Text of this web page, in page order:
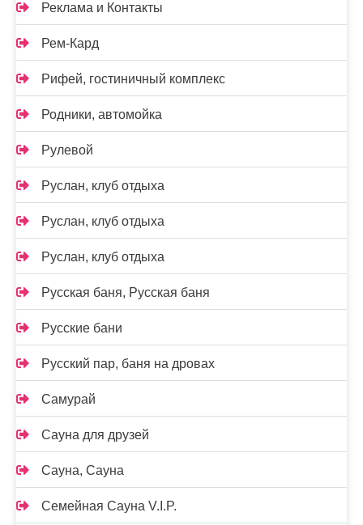
Реклама и Контакты
Рем-Кард
Рифей, гостиничный комплекс
Родники, автомойка
Рулевой
Руслан, клуб отдыха
Руслан, клуб отдыха
Руслан, клуб отдыха
Русская баня, Русская баня
Русские бани
Русский пар, баня на дровах
Самурай
Сауна для друзей
Сауна, Сауна
Семейная Сауна V.I.P.